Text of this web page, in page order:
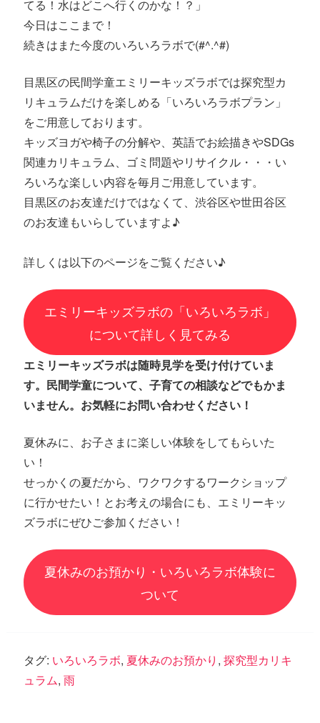
てる！水はどこへ行くのかな！？」
今日はここまで！
続きはまた今度のいろいろラボで(#^.^#)
目黒区の民間学童エミリーキッズラボでは探究型カ
リキュラムだけを楽しめる「いろいろラボプラン」
をご用意しております。
キッズヨガや椅子の分解や、英語でお絵描きやSDGs
関連カリキュラム、ゴミ問題やリサイクル・・・い
ろいろな楽しい内容を毎月ご用意しています。
目黒区のお友達だけではなくて、渋谷区や世田谷区
のお友達もいらしていますよ♪
詳しくは以下のページをご覧ください♪
エミリーキッズラボの「いろいろラボ」
について詳しく見てみる
エミリーキッズラボは随時見学を受け付けていま
す。民間学童について、子育ての相談などでもかま
いません。お気軽にお問い合わせください！
夏休みに、お子さまに楽しい体験をしてもらいた
い！
せっかくの夏だから、ワクワクするワークショップ
に行かせたい！とお考えの場合にも、エミリーキッ
ズラボにぜひご参加ください！
夏休みのお預かり・いろいろラボ体験に
ついて
タグ: いろいろラボ, 夏休みのお預かり , 探究型カリキ
ュラム, 雨